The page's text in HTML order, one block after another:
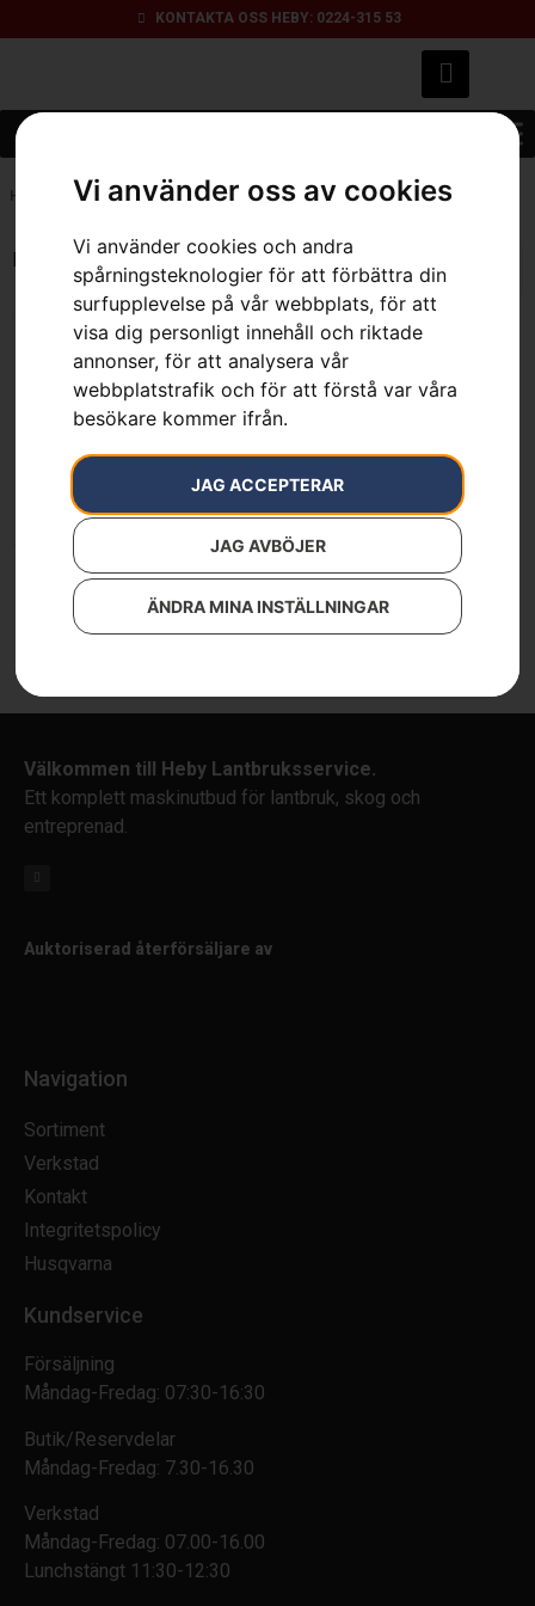
Vi använder oss av cookies
Vi använder cookies och andra
spårningsteknologier för att förbättra din
surfupplevelse på vår webbplats, för att
visa dig personligt innehåll och riktade
annonser, för att analysera vår
webbplatstrafik och för att förstå var våra
besökare kommer ifrån.
JAG ACCEPTERAR
JAG AVBÖJER
ÄNDRA MINA INSTÄLLNINGAR
KONTAKTA OSS HEBY: 0224-315 53
Hem 18", 3/8", 1.3 mm, liten infästning
Endast ett sökresultat
Specialsvärd
Från399kr
Välkommen till Heby Lantbruksservice.
Ett komplett maskinutbud för lantbruk, skog och
entreprenad.
Auktoriserad återförsäljare av
Navigation
Sortiment
Verkstad
Kontakt
Integritetspolicy
Husqvarna
Kundservice
Försäljning
Måndag-Fredag: 07:30-16:30
Butik/Reservdelar
Måndag-Fredag: 7.30-16.30
Verkstad
Måndag-Fredag: 07.00-16.00
Lunchstängt 11:30-12:30